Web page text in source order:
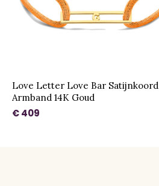
Love Letter Love Bar Satijnkoord
Armband 14K Goud
€ 409